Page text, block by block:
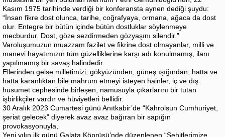
Kasım 1975 tarihinde verdiği bir konferansta aynen dediği şuydu:
“İnsan fikre dost olunca, tarihe, coğrafyaya, ormana, ağaca da dost
olur. Entegre bir bütün içinde bütün dostluklar söylenmeye
mecburdur. Dost, göze sezdirmeden gözyaşını silendir.”
Varoluşumuzun muazzam fazilet ve fikrine dost olmayanlar, milli ve
manevi hayatımızın tüm güzelliklerine karşı adı konulmamış, ilanı
yapılmamış bir savaş halindedir.
Ellerinden gelse milletimizi, gökyüzünden, güneş ışığından, hatta ve
hatta karanlıktan bile mahrum etmeyi isteyen hainler, iç ve dış
husumet cephesinde birleşen, namusuyla çıkarlarını bir tutan
işbirlikçiler vardır ve hüviyetleri bellidir.
30 Aralık 2023 Cumartesi günü Anıtkabir’de “Kahrolsun Cumhuriyet,
şeriat gelecek” diyerek avaz avaz bağıran bir sapığın
provokasyonuyla,
Yeni yılın ilk günü Galata Köprüsü’nde düzenlenen “Şehitlerimize